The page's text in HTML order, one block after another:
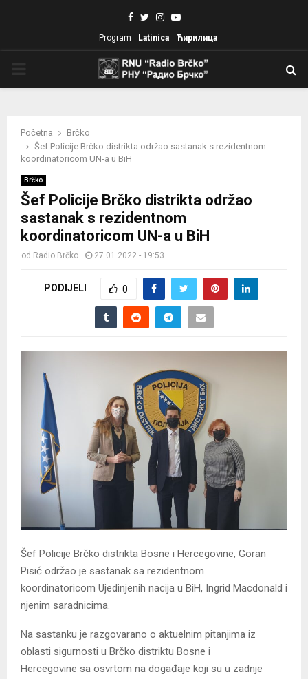
Facebook
TwitterInstagram
Youtube
Program Latinica Ћирилица
Početna
Brčko
Šef Policije Brčko distrikta održao sastanak s rezidentnom
koordinatoricom UN-a u BiH
Brčko
Šef Policije Brčko distrikta održao
sastanak s rezidentnom
koordinatoricom UN-a u BiH
od Radio Brčko 27.01.2022 - 19:53
PODIJELI 0
Šef Policije Brčko distrikta Bosne i Hercegovine, Goran
Pisić održao je sastanak sa rezidentnom
koordinatoricom Ujedinjenih nacija u BiH, Ingrid Macdonald i
njenim saradnicima.
Na sastanku je razgovarano o aktuelnim pitanjima iz
oblasti sigurnosti u Brčko distriktu Bosne i
Hercegovine sa osvrtom na događaje koji su u zadnje